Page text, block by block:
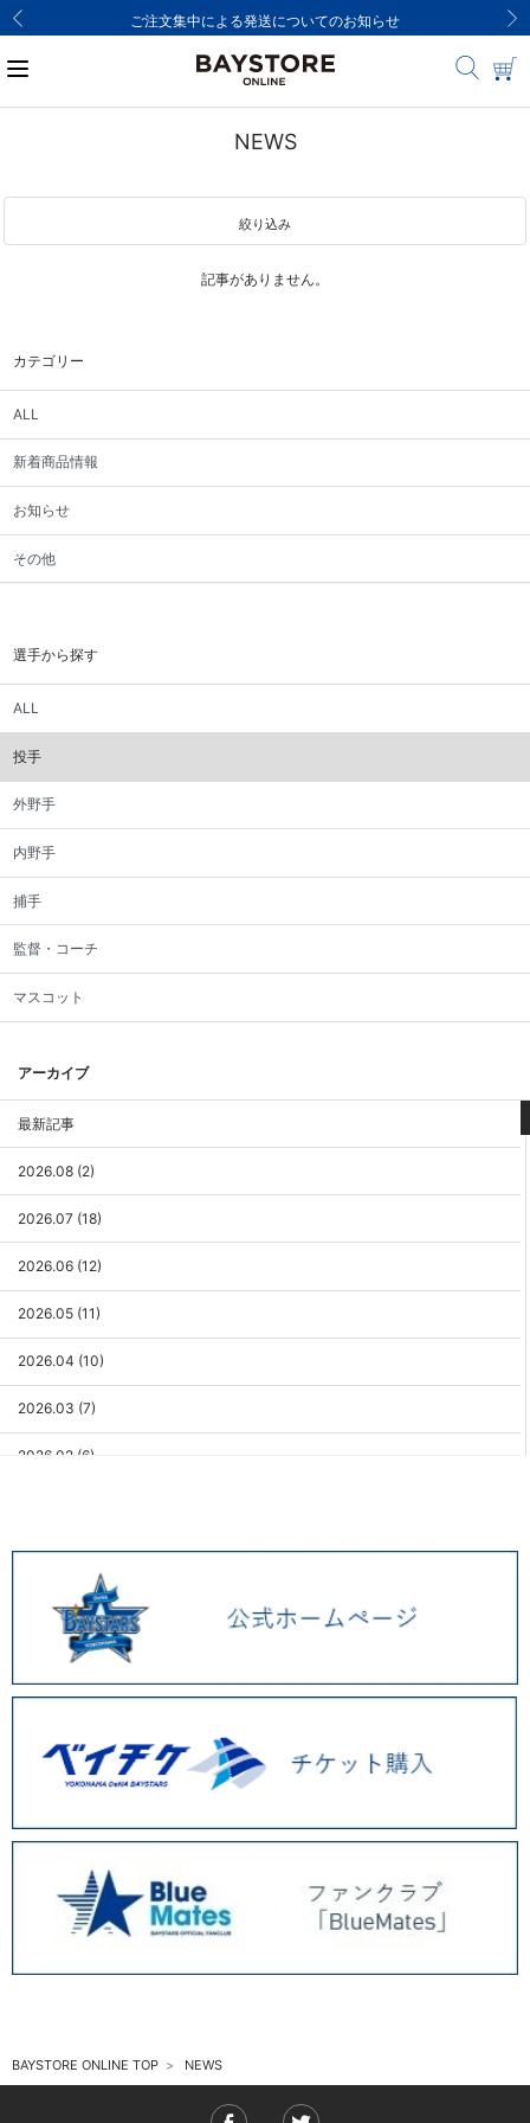
ご注文集中による発送についてのお知らせ
カテゴリー
ALL
新着商品情報
お知らせ
その他
選手から探す
ALL
投手
外野手
内野手
捕手
監督・コーチ
マスコット
アーカイブ
最新記事
2026.08 (2)
2026.07 (18)
2026.06 (12)
2026.05 (11)
2026.04 (10)
2026.03 (7)
2026.02 (6)
2025.12 (3)
2025.11 (6)
2025.10 (5)
2025.09 (5)
2025.08 (6)
2025.07 (6)
2025.05 (9)
2025.04 (9)
2025.03 (9)
2025.01 (12)
NEWS
絞り込み
記事がありません。
BAYSTORE ONLINE TOP NEWS